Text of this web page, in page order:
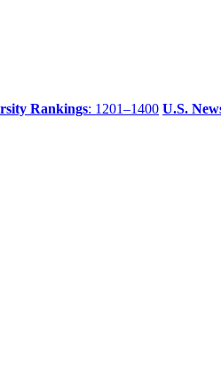
Rankings: 1201–1400 U.S.